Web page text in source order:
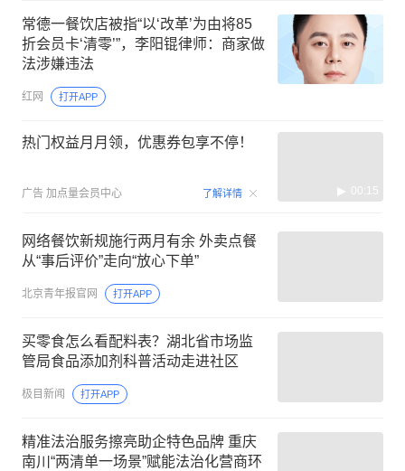
常德一餐饮店被指“以‘改革’为由将85
折会员卡‘清零’”，李阳锟律师：商家做
法涉嫌违法
红网 打开APP
热门权益月月领，优惠券包享不停！
广告 加点量会员中心 了解详情 00:15
网络餐饮新规施行两月有余 外卖点餐
从“事后评价”走向“放心下单”
北京青年报官网 打开APP
买零食怎么看配料表？湖北省市场监
管局食品添加剂科普活动走进社区
极目新闻 打开APP
精准法治服务擦亮助企特色品牌 重庆
南川“两清单一场景”赋能法治化营商环